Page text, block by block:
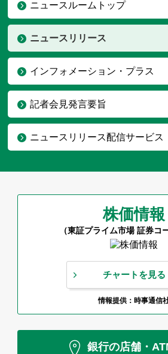
ニュースルームトップ
ニュースリリース
インフォメーション・プラス
記者会見発言要旨
ニュースリリース配信サービス
株価情報
（東証プライム市場 証券コ
チャートを見る
情報提供：時事通信
銀行の店舗・